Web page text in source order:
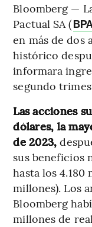
Bloomberg —
Pactual SA (
en más de dos
histórico
informara
segundo
Las acciones
dólares, la
de 2023,
sus beneficios
hasta los 4.180
millones). Los
Bloomberg
millones de